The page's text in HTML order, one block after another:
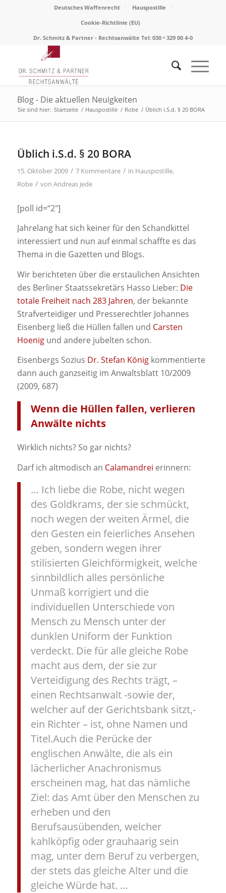
Deutsches Waffenrecht
Hauspostille
Cookie-Richtlinie (EU)
Dr. Schmitz & Partner - Rechtsanwälte Tel: 030 • 329 00 4-0
Blog - Die aktuellen Neuigkeiten
Sie sind hier: Startseite / Hauspostille / Robe / Üblich i.S.d. § 20 BORA
Üblich i.S.d. § 20 BORA
15. Oktober 2009 / 7 Kommentare / in Hauspostille,
Robe / von Andreas Jede
[poll id=“2″]
Jahrelang hat sich keiner für den Schandkittel
interessiert und nun auf einmal schaffte es das
Thema in die Gazetten und Blogs.
Wir berichteten über die erstaulichen Ansichten
des Berliner Staatssekretärs Hasso Lieber: Die
totale Freiheit nach 283 Jahren, der bekannte
Strafverteidiger und Presserechtler Johannes
Eisenberg ließ die Hüllen fallen und Carsten
Hoenigund andere jubelten schon.
Eisenbergs Sozius Dr. Stefan Königkommentierte
dann auch ganzseitig im Anwaltsblatt 10/2009
(2009, 687)
Wenn die Hüllen fallen, verlieren
Anwälte nichts
Wirklich nichts? So gar nichts?
Darf ich altmodisch an Calamandrei erinnern:
… Ich liebe die Robe, nicht wegen
des Goldkrams, der sie schmückt,
noch wegen der weiten Ärmel, die
den Gesten ein feierliches Ansehen
geben, sondern wegen ihrer
stilisierten Gleichförmigkeit, welche
sinnbildlich alles persönliche
Unmaß korrigiert und die
individuellen Unterschiede von
Mensch zu Mensch unter der
dunklen Uniform der Funktion
verdeckt. Die für alle gleiche Robe
macht aus dem, der sie zur
Verteidigung des Rechts trägt, –
einen Rechtsanwalt -sowie der,
welcher auf der Gerichtsbank sitzt,-
ein Richter – ist, ohne Namen und
Titel.Auch die Perücke der
englischen Anwälte, die als ein
lächerlicher Anachronismus
erscheinen mag, hat das nämliche
Ziel: das Amt über den Menschen zu
erheben und den
Berufsausübenden, welcher
kahlköpfig oder grauhaarig sein
mag, unter dem Beruf zu verbergen,
der stets das gleiche Alter und die
gleiche Würde hat. …